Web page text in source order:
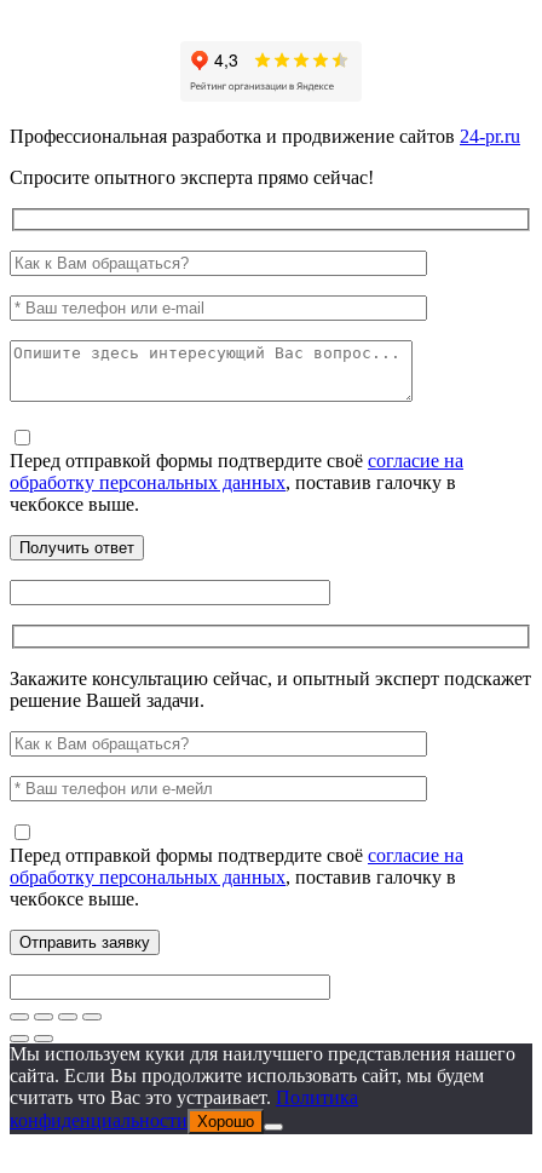
Профессиональная разработка и продвижение сайтов 24-pr.ru
Спросите опытного эксперта прямо сейчас!
Перед отправкой формы подтвердите своё согласие на
обработку персональных данных, поставив галочку в
чекбоксе выше.
Закажите консультацию сейчас, и опытный эксперт подскажет
решение Вашей задачи.
Перед отправкой формы подтвердите своё согласие на
обработку персональных данных, поставив галочку в
чекбоксе выше.
Мы используем куки для наилучшего представления нашего
сайта. Если Вы продолжите использовать сайт, мы будем
считать что Вас это устраивает. Политика
конфиденциальности Хорошо